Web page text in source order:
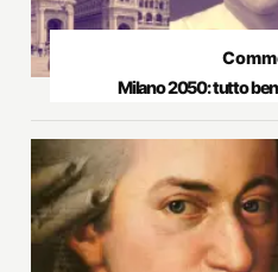
Milano 2050: tutto